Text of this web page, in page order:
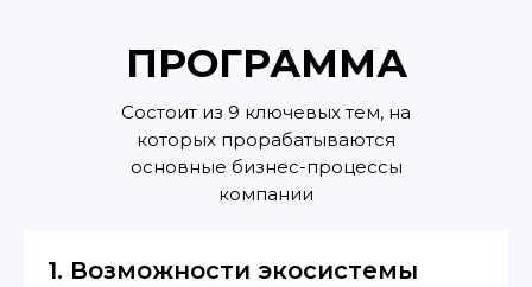
ПРОГРАММА
Состоит из 9 ключевых тем, на
которых прорабатываются
основные бизнес-процессы
компании
1. Возможности экосистемы